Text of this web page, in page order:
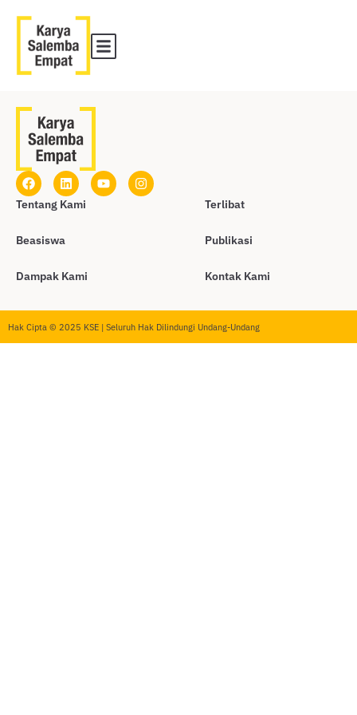
Tentang Kami
Beasiswa
Dampak Kami
Terlibat
Publikasi
Kontak Kami
Hak Cipta © 2025 KSE | Seluruh Hak Dilindungi Undang-Undang